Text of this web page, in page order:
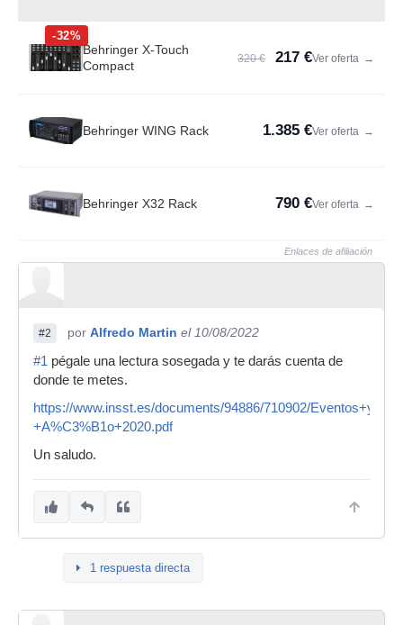
-32%
Behringer X-Touch
Compact
320 € 217 €Ver oferta →
Behringer WING Rack 1.385 €Ver oferta →
Behringer X32 Rack 790 €Ver oferta →
Enlaces de afiliación
#2 por Alfredo Martin el 10/08/2022
#1 pégale una lectura sosegada y te darás cuenta de
donde te metes.
https://www.insst.es/documents/94886/710902/
+A%C3%B1o+2020.pdf
Un saludo.
1 respuesta directa